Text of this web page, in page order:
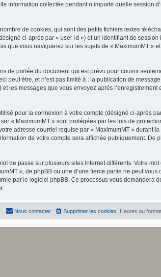
information collectée pendant n’importe quelle session
de cookies, qui sont des petits fichiers textes
ci-après par « user-id ») et un identifiant de session
que vous naviguerez sur les sujets de « MaximumMT »
de portée du document qui est prévu pour couvrir
peut être, et n’est pas limité à : la publication de
les messages que vous envoyez après l’enregistrement
pour la connexion à votre compte (désigné ci-après
« MaximumMT » sont protégées par les lois de
adresse courriel requise par « MaximumMT » durant
de votre compte sera affichée publiquement. De
de passe sur plusieurs sites Internet différents. Votre mot
», de phpBB ou une d’une tierce partie ne peut vous
par le logiciel phpBB. Ce processus vous demandera
Heures au format
Supprimer les cookies
Nous contacter